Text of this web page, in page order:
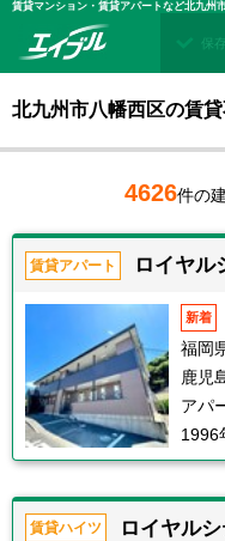
保
北九州市八幡西区の賃
4626件の
賃貸アパート ロイヤル
新着
福岡
鹿児
アパ
1996
賃貸ハイツ ロイヤル